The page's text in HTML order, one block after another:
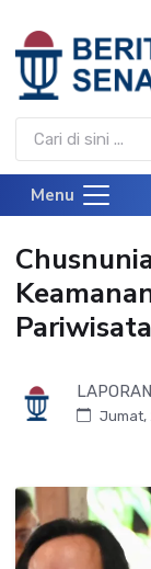
Menu
LAPORAN
Jumat,